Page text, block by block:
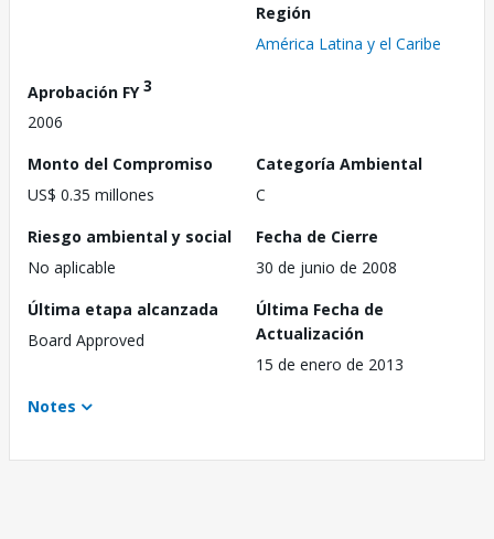
Región
América Latina y el Caribe
Aprobación FY3
2006
Monto del Compromiso
US$ 0.35 millones
Categoría Ambiental
C
Riesgo ambiental y social
No aplicable
Fecha de Cierre
30 de junio de 2008
Última etapa alcanzada
Board Approved
Última Fecha de
Actualización
15 de enero de 2013
Notes